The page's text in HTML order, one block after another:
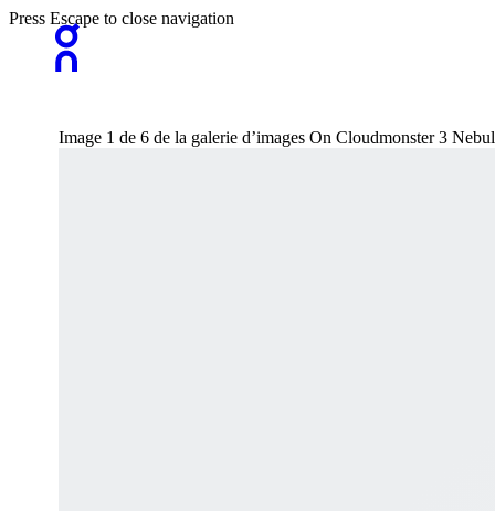
Press Escape to close navigation
Image 1 de 6 de la galerie d’images On Cloudmonster 3